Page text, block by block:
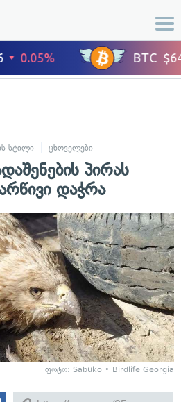
სტილი ცხოველები
პირას
დაჭრა
ფოტო: Sabuko • Birdlife Georgia